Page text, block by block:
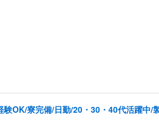
験OK/寮完備/日勤/20・30・40代活躍中/